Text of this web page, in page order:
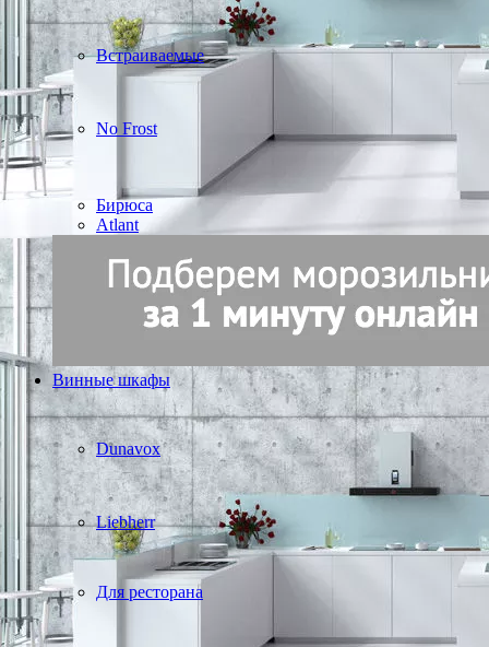
Встраиваемые
No Frost
Бирюса
Atlant
Винные шкафы
Dunavox
Liebherr
Для ресторана